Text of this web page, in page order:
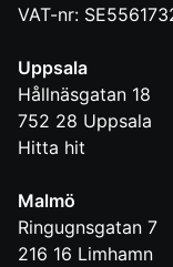
VAT-nr:
Uppsala
Hållnäsgatan 18
752 28 Uppsala
Hitta hit
Malmö
Ringugnsgatan 7
216 16 Limhamn